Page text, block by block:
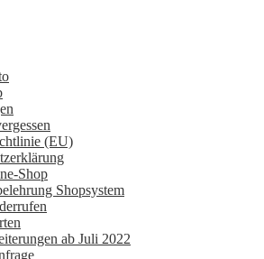
(EU)
Shop
Shopsystem
ab Juli 2022